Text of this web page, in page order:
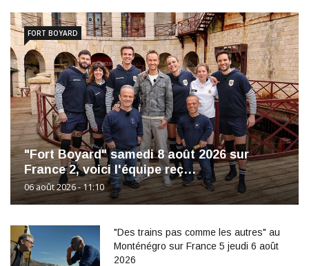
"Fort Boyard" samedi 8 août 2026 sur
France 2, voici l'équipe reç…
06 août 2026 - 11:10
FORT BOYARD
"Des trains pas comme les autres" au
Monténégro sur France 5 jeudi 6 août
2026